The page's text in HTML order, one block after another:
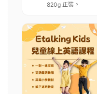
820g 正裝。